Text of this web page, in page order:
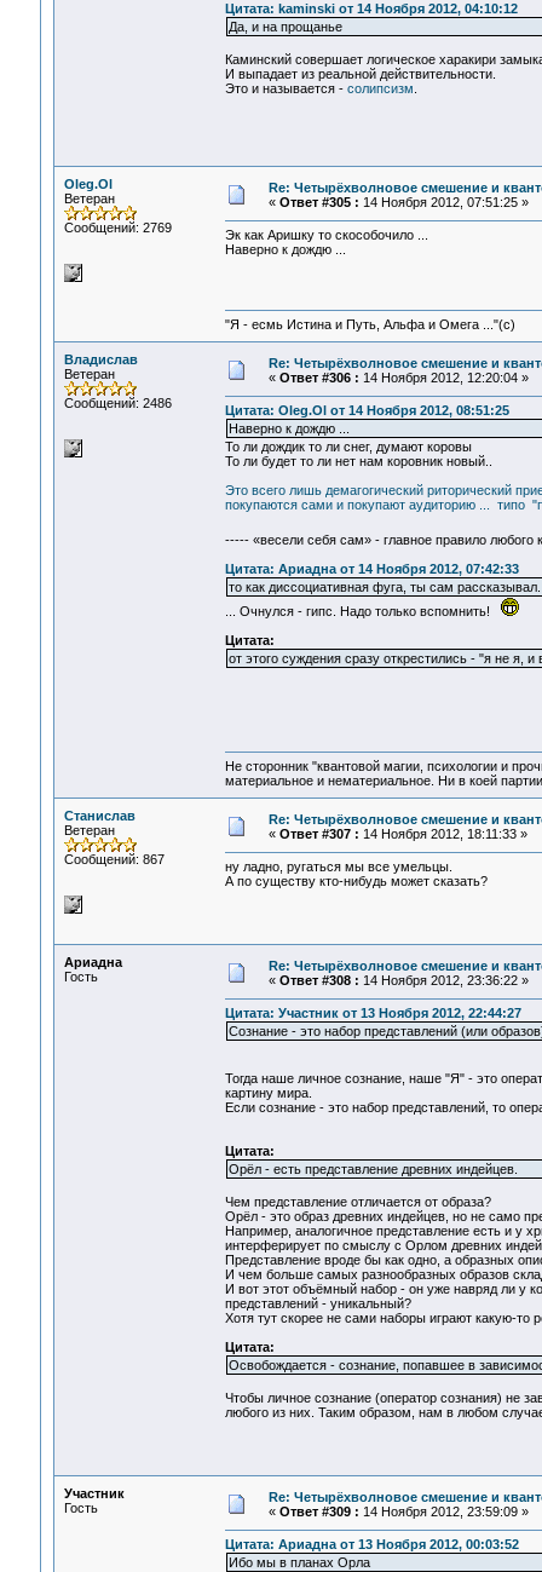
Цитата: kaminski от 14 Ноября 2012, 04:10:12
Да, и на прощанье
Каминский совершает логическое харакири
И выпадает из реальной действительности.
Это и называется - солипсизм
Oleg.Ol
Ветеран
Сообщений: 2769
Re: Четырёхволновое смешение и
« Ответ #305 : 14 Ноября 2012, 07:51:25 »
Эк как Аришку то скособочило ...
Наверно к дождю ...
"Я - есмь Истина и Путь, Альфа и Омега ..."(с)
Владислав
Ветеран
Сообщений: 2486
Re: Четырёхволновое смешение и
« Ответ #306 : 14 Ноября 2012, 12:20:04 »
Цитата: Oleg.Ol от 14 Ноября 2012, 08:51:25
Наверно к дождю ...
То ли дождик то ли снег, думают коровы
То ли будет то ли нет нам коровник новый..
Это всего лишь демагогический риторический
покупаются сами и покупают аудиторию ... типо
----- «весели себя сам» - главное правило любого
Цитата: Ариадна от 14 Ноября 2012, 07:42:33
то как диссоциативная фуга, ты сам
... Очнулся - гипс. Надо только вспомнить!
Цитата:
от этого суждения сразу открестились - "я не я,
Не сторонник "квантовой магии, психологии и
материальное и нематериальное. Ни в коей
Станислав
Ветеран
Сообщений: 867
Re: Четырёхволновое смешение и
« Ответ #307 : 14 Ноября 2012, 18:11:33 »
ну ладно, ругаться мы все умельцы.
А по существу кто-нибудь может сказать?
Ариадна
Гость
Re: Четырёхволновое смешение и
« Ответ #308 : 14 Ноября 2012, 23:36:22 »
Цитата: Участник от 13 Ноября 2012, 22:44:27
Сознание - это набор представлений (или
Тогда наше личное сознание, наше "Я" - это
картину мира.
Если сознание - это набор представлений, то
Цитата:
Орёл - есть представление древних индейцев.
Чем представление отличается от образа?
Орёл - это образ древних индейцев, но не само
Например, аналогичное представление есть и у
интерферирует по смыслу с Орлом древних
Представление вроде бы как одно, а образных
И чем больше самых разнообразных образов
И вот этот объёмный набор - он уже навряд ли у
представлений - уникальный?
Хотя тут скорее не сами наборы играют
Цитата:
Освобождается - сознание, попавшее в
Чтобы личное сознание (оператор сознания) не
любого из них. Таким образом, нам в любом
Участник
Гость
Re: Четырёхволновое смешение и
« Ответ #309 : 14 Ноября 2012, 23:59:09 »
Цитата: Ариадна от 13 Ноября 2012, 00:03:52
Ибо мы в планах Орла